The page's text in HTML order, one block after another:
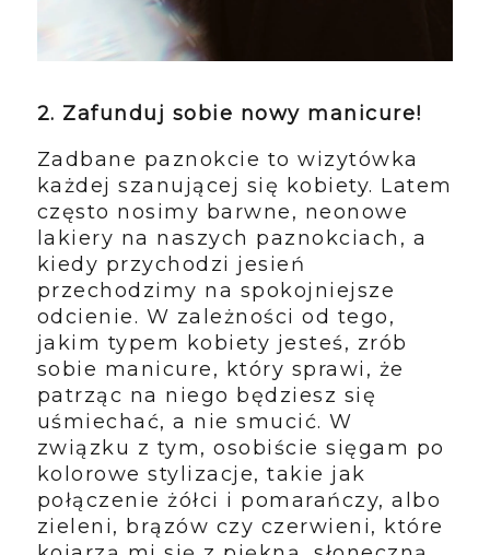
2. Zafunduj sobie nowy manicure!
Zadbane paznokcie to wizytówka
każdej szanującej się kobiety. Latem
często nosimy barwne, neonowe
lakiery na naszych paznokciach, a
kiedy przychodzi jesień
przechodzimy na spokojniejsze
odcienie. W zależności od tego,
jakim typem kobiety jesteś, zrób
sobie manicure, który sprawi, że
patrząc na niego będziesz się
uśmiechać, a nie smucić. W
związku z tym, osobiście sięgam po
kolorowe stylizacje, takie jak
połączenie żółci i pomarańczy, albo
zieleni, brązów czy czerwieni, które